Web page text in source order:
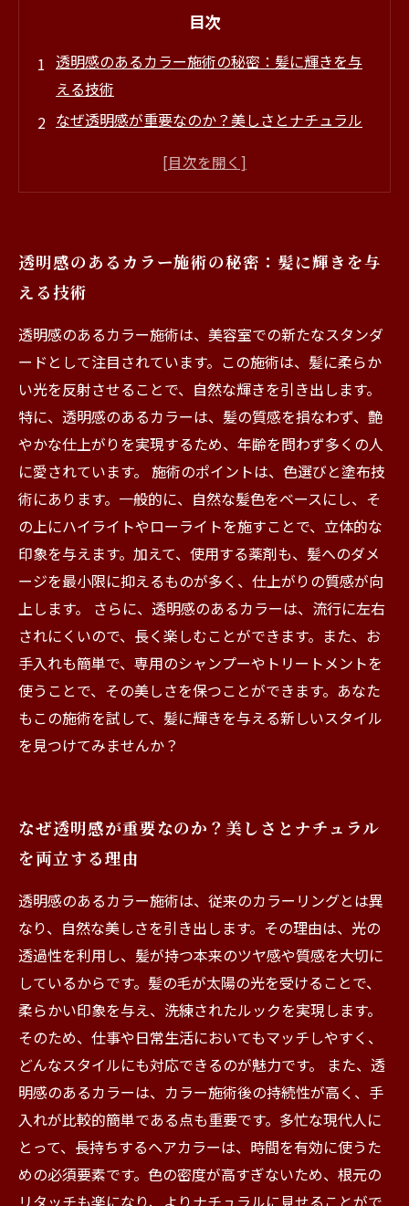
目次
透明感のあるカラー施術の秘密：髪に輝きを与
える技術
なぜ透明感が重要なのか？美しさとナチュラル
あなたのライフスタイルに合った透明感カラー
に迫る
透明感カラーで変わる！新しいヘアスタイルの
楽しみ方
施術後のケア方法：透明感を持続させる秘訣
あなたも体験してみて！透明感のあるカラー施
術で新しい自分に出会う
透明感のあるカラー施術の秘密：髪に輝きを与
える技術
透明感のあるカラー施術は、美容室での新たなスタンダ
ードとして注目されています。この施術は、髪に柔らか
い光を反射させることで、自然な輝きを引き出します。
特に、透明感のあるカラーは、髪の質感を損なわず、艶
やかな仕上がりを実現するため、年齢を問わず多くの人
に愛されています。 施術のポイントは、色選びと塗布技
術にあります。一般的に、自然な髪色をベースにし、そ
の上にハイライトやローライトを施すことで、立体的な
印象を与えます。加えて、使用する薬剤も、髪へのダメ
ージを最小限に抑えるものが多く、仕上がりの質感が向
上します。 さらに、透明感のあるカラーは、流行に左右
されにくいので、長く楽しむことができます。また、お
手入れも簡単で、専用のシャンプーやトリートメントを
使うことで、その美しさを保つことができます。あなた
もこの施術を試して、髪に輝きを与える新しいスタイル
を見つけてみませんか？
なぜ透明感が重要なのか？美しさとナチュラル
を両立する理由
透明感のあるカラー施術は、従来のカラーリングとは異
なり、自然な美しさを引き出します。その理由は、光の
透過性を利用し、髪が持つ本来のツヤ感や質感を大切に
しているからです。髪の毛が太陽の光を受けることで、
柔らかい印象を与え、洗練されたルックを実現します。
そのため、仕事や日常生活においてもマッチしやすく、
どんなスタイルにも対応できるのが魅力です。 また、透
明感のあるカラーは、カラー施術後の持続性が高く、手
入れが比較的簡単である点も重要です。多忙な現代人に
とって、長持ちするヘアカラーは、時間を有効に使うた
めの必須要素です。色の密度が高すぎないため、根元の
リタッチも楽になり、よりナチュラルに見せることがで